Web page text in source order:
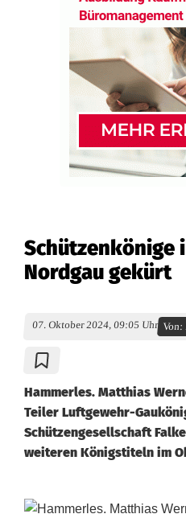
Schützenkönige
Nordgau gekürt
07. Oktober 2024, 09:05 Uhr Von:
Hammerles. Matthias
Teiler Luftgewehr-
Schützengesellschaft
weiteren Königstiteln im